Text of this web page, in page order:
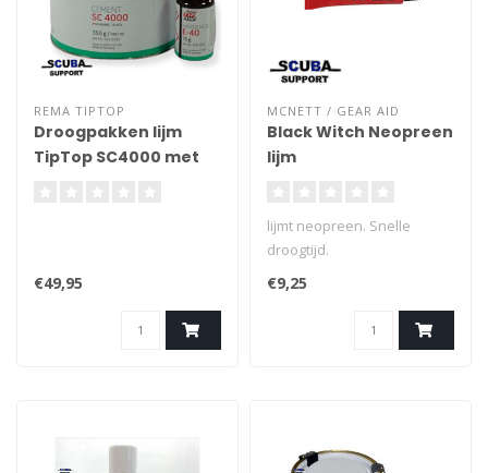
REMA TIPTOP
Droogpakken lijm
TipTop SC4000 met
€49,95
MCNETT / GEAR AID
Black Witch Neopreen
lijm
lijmt neopreen. Snelle
droogtijd.
€9,25